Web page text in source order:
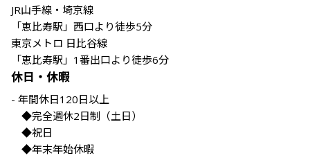
JR山手線・埼京線
「恵比寿駅」西口より徒歩5分
東京メトロ 日比谷線
「恵比寿駅」1番出口より徒歩6分
休日・休暇
- 年間休日120日以上
◆完全週休2日制（土日）
◆祝日
◆年末年始休暇